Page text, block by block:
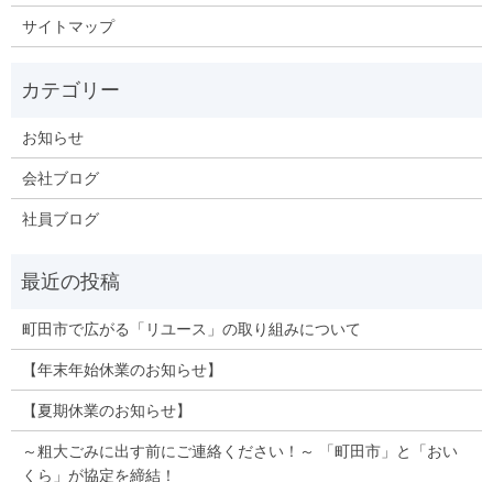
サイトマップ
お知らせ
会社ブログ
社員ブログ
町田市で広がる「リユース」の取り組みについて
【年末年始休業のお知らせ】
【夏期休業のお知らせ】
～粗大ごみに出す前にご連絡ください！～ 「町田市」と「おい
くら」が協定を締結！